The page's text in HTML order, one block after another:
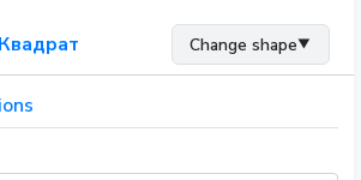
Квадрат Change shape▼